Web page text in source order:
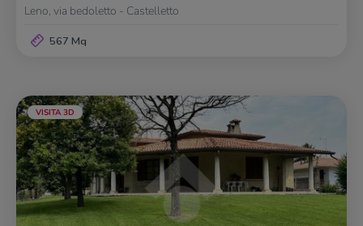
Leno, via bedoletto - Castelletto
567 Mq
VISITA 3D